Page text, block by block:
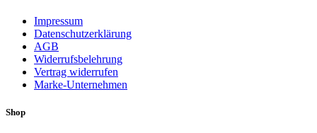
Impressum
Datenschutzerklärung
AGB
Widerrufsbelehrung
Vertrag widerrufen
Marke-Unternehmen
Shop